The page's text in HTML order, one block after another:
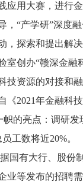
应用大赛，进行
，“产学研”深度
，探索和提出解
室创办“赣深金
技资源的对接和
《2021年金融科
的亮点：调研
工数将近20%。
国有大行、股
业等发布的招聘